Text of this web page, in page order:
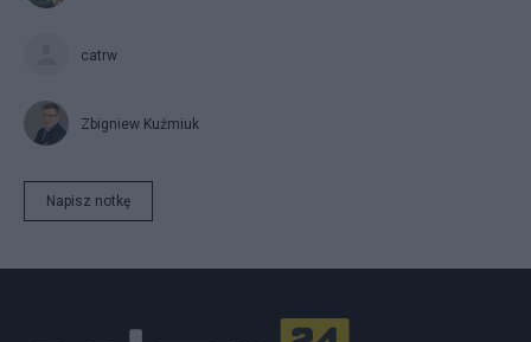
catrw
Zbigniew Kuźmiuk
Napisz notkę